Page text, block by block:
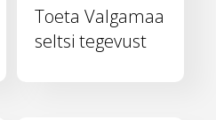
Toeta Valgamaa
seltsi tegevust